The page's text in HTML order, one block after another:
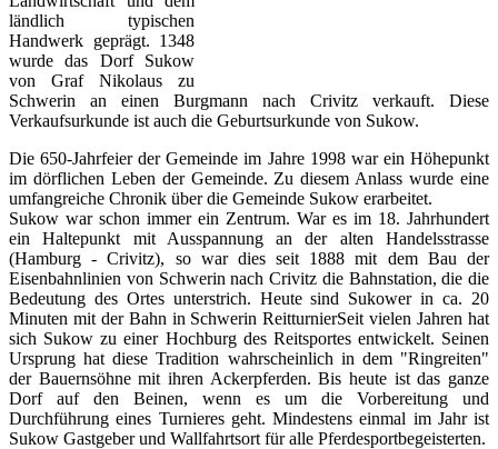
ländlich typischen
Handwerk geprägt. 1348
wurde das Dorf Sukow
von Graf Nikolaus zu
Schwerin an einen Burgmann nach Crivitz verkauft. Diese
Verkaufsurkunde ist auch die Geburtsurkunde von Sukow.
Die 650-Jahrfeier der Gemeinde im Jahre 1998 war ein Höhepunkt
im dörflichen Leben der Gemeinde. Zu diesem Anlass wurde eine
umfangreiche Chronik über die Gemeinde Sukow erarbeitet.
Sukow war schon immer ein Zentrum. War es im 18. Jahrhundert
ein Haltepunkt mit Ausspannung an der alten Handelsstrasse
(Hamburg - Crivitz), so war dies seit 1888 mit dem Bau der
Eisenbahnlinien von Schwerin nach Crivitz die Bahnstation, die die
Bedeutung des Ortes unterstrich. Heute sind Sukower in ca. 20
Minuten mit der Bahn in Schwerin ReitturnierSeit vielen Jahren hat
sich Sukow zu einer Hochburg des Reitsportes entwickelt. Seinen
Ursprung hat diese Tradition wahrscheinlich in dem "Ringreiten"
der Bauernsöhne mit ihren Ackerpferden. Bis heute ist das ganze
Dorf auf den Beinen, wenn es um die Vorbereitung und
Durchführung eines Turnieres geht. Mindestens einmal im Jahr ist
Sukow Gastgeber und Wallfahrtsort für alle Pferdesportbegeisterten.